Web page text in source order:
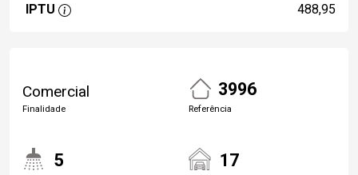
IPTU 488,95
Comercial
Finalidade
3996
Referência
5 17